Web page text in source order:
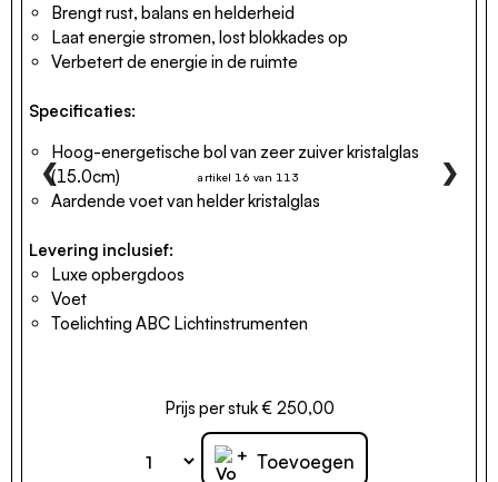
❮ artikel 16 van 113 ❯
Brengt rust, balans en helderheid
Laat energie stromen, lost blokkades op
Verbetert de energie in de ruimte
Specificaties:
Hoog-energetische bol van zeer zuiver kristalglas
(15.0cm)
Aardende voet van helder kristalglas
Levering inclusief:
Luxe opbergdoos
Voet
Toelichting ABC Lichtinstrumenten
Prijs per stuk € 250,00
+ Toevoegen